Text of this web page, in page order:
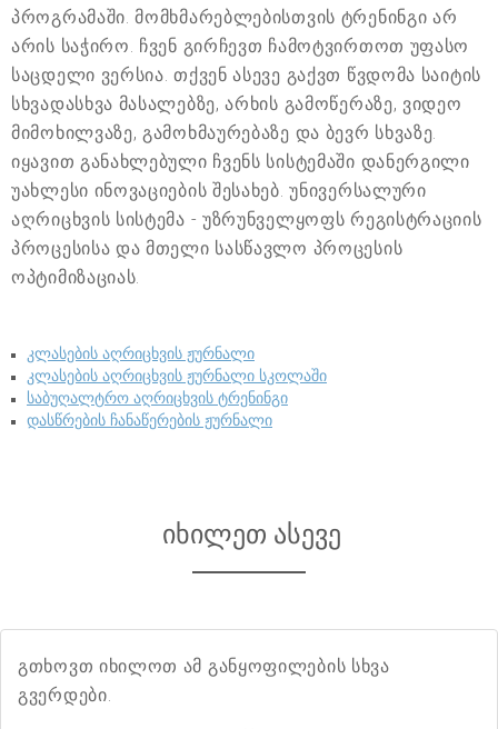
პროგრამაში. მომხმარებლებისთვის ტრენინგი არ
არის საჭირო. ჩვენ გირჩევთ ჩამოტვირთოთ უფასო
საცდელი ვერსია. თქვენ ასევე გაქვთ წვდომა საიტის
სხვადასხვა მასალებზე, არხის გამოწერაზე, ვიდეო
მიმოხილვაზე, გამოხმაურებაზე და ბევრ სხვაზე.
იყავით განახლებული ჩვენს სისტემაში დანერგილი
უახლესი ინოვაციების შესახებ. უნივერსალური
აღრიცხვის სისტემა - უზრუნველყოფს რეგისტრაციის
პროცესისა და მთელი სასწავლო პროცესის
ოპტიმიზაციას.
კლასების აღრიცხვის ჟურნალი
კლასების აღრიცხვის ჟურნალი სკოლაში
საბუღალტრო აღრიცხვის ტრენინგი
დასწრების ჩანაწერების ჟურნალი
იხილეთ ასევე
გთხოვთ იხილოთ ამ განყოფილების სხვა
გვერდები.